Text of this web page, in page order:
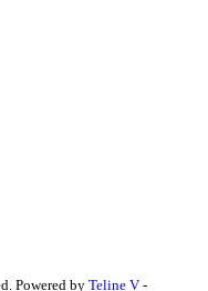
Powered by Teline V -